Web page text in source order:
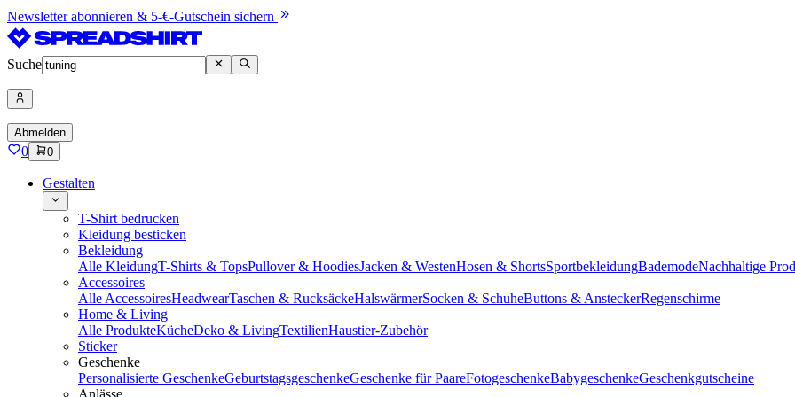
Newsletter abonnieren & 5-€-Gutschein sichern
Suche
Abmelden
0 0
Gestalten
T-Shirt bedrucken
Kleidung besticken
Bekleidung
Alle KleidungT-Shirts & TopsPullover & HoodiesJacken & WestenHosen & ShortsSportbekleidungBademodeNachhaltige
Accessoires
Alle AccessoiresHeadwearTaschen & RucksäckeHalswärmerSocken & SchuheButtons & AnsteckerRegenschirme
Home & Living
Alle ProdukteKücheDeko & LivingTextilienHaustier-Zubehör
Sticker
Geschenke
Personalisierte GeschenkeGeburtstagsgeschenkeGeschenke für PaareFotogeschenkeBabygeschenkeGeschenkgutscheine